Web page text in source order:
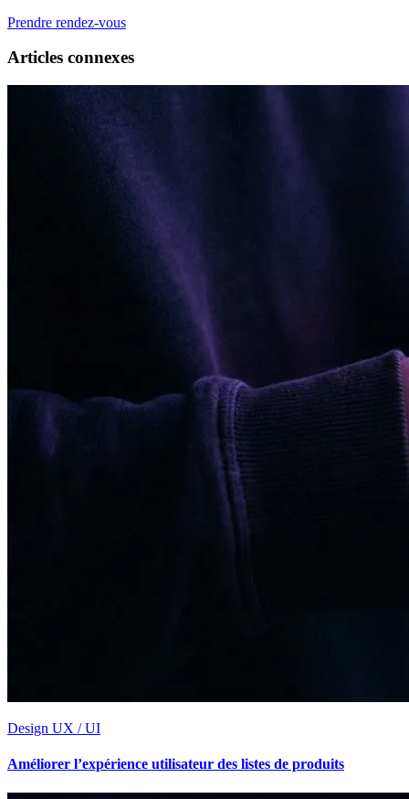
Prendre rendez-vous
Articles connexes
Design UX / UI
Améliorer l’expérience utilisateur des listes de produits